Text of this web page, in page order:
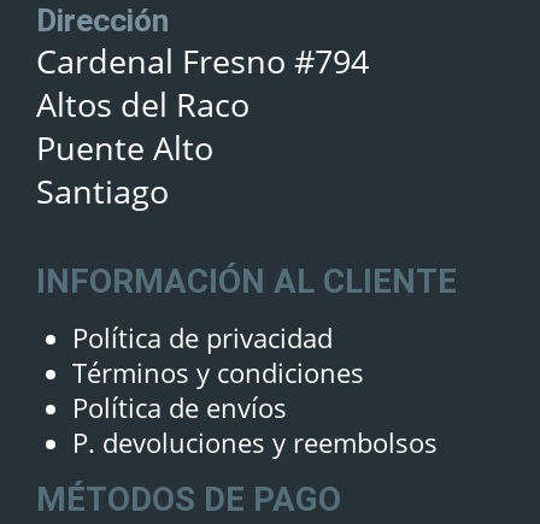
Dirección
Cardenal Fresno #794
Altos del Raco
Puente Alto
Santiago
INFORMACIÓN AL CLIENTE
Política de privacidad
Términos y condiciones
Política de envíos
P. devoluciones y reembolsos
MÉTODOS DE PAGO